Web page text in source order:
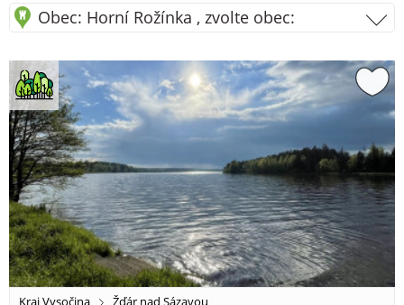
Obec: Horní Rožínka , zvolte obec: